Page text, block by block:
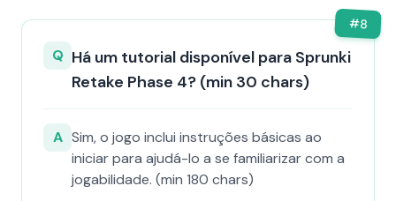
#8
Q Há um tutorial disponível para Sprunki
Retake Phase 4? (min 30 chars)
A Sim, o jogo inclui instruções básicas ao
iniciar para ajudá-lo a se familiarizar com a
jogabilidade. (min 180 chars)